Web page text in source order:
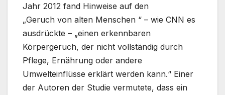
Jahr 2012 fand Hinweise auf den
„Geruch von alten Menschen “ – wie CNN es
ausdrückte – „einen erkennbaren
Körpergeruch, der nicht vollständig durch
Pflege, Ernährung oder andere
Umwelteinflüsse erklärt werden kann.“ Einer
der Autoren der Studie vermutete, dass ein